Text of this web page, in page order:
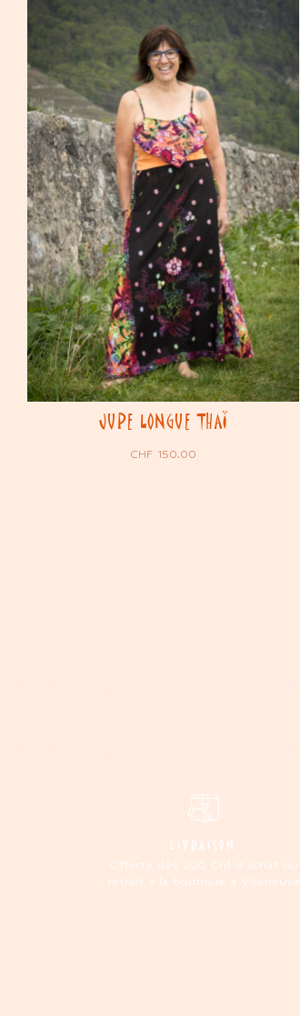
JUPE LONGUE THAÏ
CHF 150.00
LIVRAISON
Offerte dès 200 Chf d'achat ou
retrait à la boutique à Villeneuve